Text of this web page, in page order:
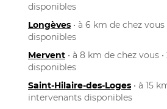
disponibles
Longèves • à 6 km de chez
disponibles
Mervent • à 8 km de chez vous
disponibles
Saint-Hilaire-des-Loges • à 15
intervenants disponibles